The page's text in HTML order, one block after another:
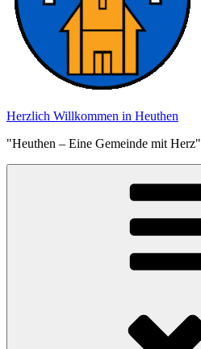
Herzlich Willkommen in Heuthen
"Heuthen – Eine Gemeinde mit Herz"